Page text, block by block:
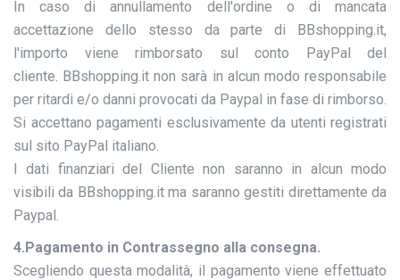
In caso di annullamento dell'ordine o di mancata
accettazione dello stesso da parte di BBshopping.it,
l'importo viene rimborsato sul conto PayPal del
cliente. BBshopping.it non sarà in alcun modo responsabile
per ritardi e/o danni provocati da Paypal in fase di rimborso.
Si accettano pagamenti esclusivamente da utenti registrati
sul sito PayPal italiano.
I dati finanziari del Cliente non saranno in alcun modo
visibili da BBshopping.it ma saranno gestiti direttamente da
Paypal.
4.Pagamento in Contrassegno alla consegna.
Scegliendo questa modalità, il pagamento viene effettuato